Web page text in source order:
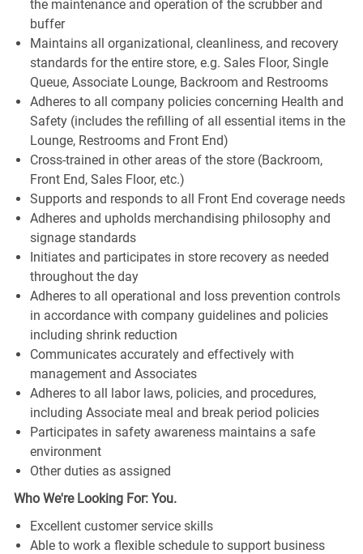
the maintenance and operation of the scrubber and
buffer
Maintains all organizational, cleanliness, and recovery
standards for the entire store, e.g. Sales Floor, Single
Queue, Associate Lounge, Backroom and Restrooms
Adheres to all company policies concerning Health and
Safety (includes the refilling of all essential items in the
Lounge, Restrooms and Front End)
Cross-trained in other areas of the store (Backroom,
Front End, Sales Floor, etc.)
Supports and responds to all Front End coverage needs
Adheres and upholds merchandising philosophy and
signage standards
Initiates and participates in store recovery as needed
throughout the day
Adheres to all operational and loss prevention controls
in accordance with company guidelines and policies
including shrink reduction
Communicates accurately and effectively with
management and Associates
Adheres to all labor laws, policies, and procedures,
including Associate meal and break period policies
Participates in safety awareness maintains a safe
environment
Other duties as assigned
Who We're Looking For: You.
Excellent customer service skills
Able to work a flexible schedule to support business